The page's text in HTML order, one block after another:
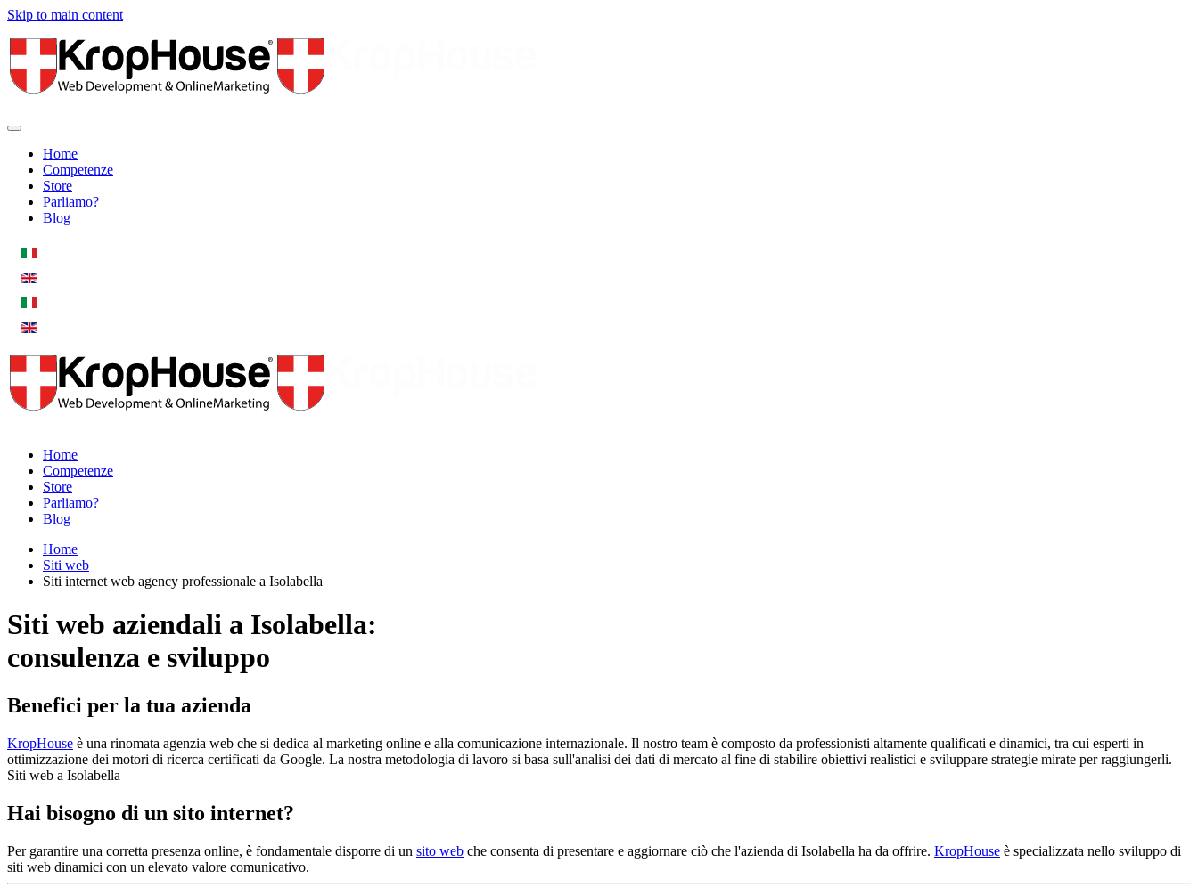
Skip to main content
Home
Competenze
Store
Parliamo?
Blog
Home
Competenze
Store
Parliamo?
Blog
Home
Siti web
Siti internet web agency professionale a Isolabella
Siti web aziendali a Isolabella:
consulenza e sviluppo
Benefici per la tua azienda
KropHouse è una rinomata agenzia web che si dedica al marketing online e alla comunicazione internazionale. Il nostro team è composto da professionisti altamente qualificati e dinamici, tra cui esperti in
ottimizzazione dei motori di ricerca certificati da Google. La nostra metodologia di lavoro si basa sull'analisi dei dati di mercato al fine di stabilire obiettivi realistici e sviluppare strategie mirate per raggiungerli.
Siti web a Isolabella
Hai bisogno di un sito internet?
Per garantire una corretta presenza online, è fondamentale disporre di un sito web che consenta di presentare e aggiornare ciò che l'azienda di Isolabella ha da offrire. KropHouse è specializzata nello sviluppo di
siti web dinamici con un elevato valore comunicativo.